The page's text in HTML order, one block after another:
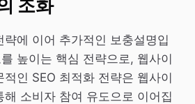
조화
략에 이어 추가적인 보충설명입
높이는 핵심 전략으로, 웹사이
적인 SEO 최적화 전략은 웹사이
해 소비자 참여 유도으로 이어집